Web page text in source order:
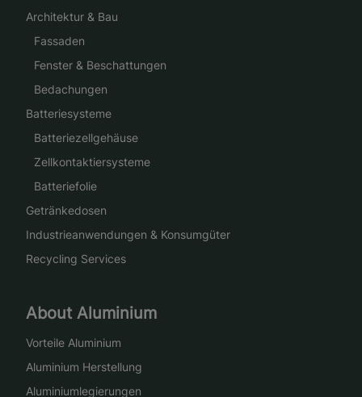
Architektur & Bau
Fassaden
Fenster & Beschattungen
Bedachungen
Batteriesysteme
Batteriezellgehäuse
Zellkontaktiersysteme
Batteriefolie
Getränkedosen
Industrieanwendungen & Konsumgüter
Recycling Services
About Aluminium
Vorteile Aluminium
Aluminium Herstellung
Aluminiumlegierungen